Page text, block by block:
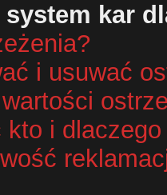
system kar
i usuwać
i dlaczego